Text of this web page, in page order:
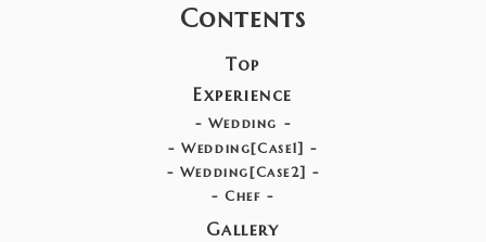
Contents
Top
Experience
- Wedding -
-Wedding[Case1] -
- Wedding[Case2] -
-Chef -
Gallery